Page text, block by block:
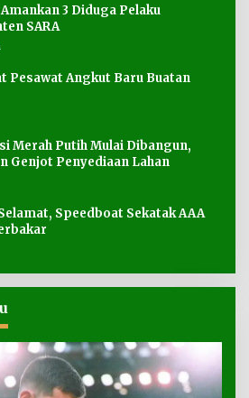
3 Diduga Pelaku
SARA
Pesawat Angkut Baru Buatan
Merah Putih Mulai Dibangun,
Genjot Penyediaan Lahan
Speedboat Sekatak AAA